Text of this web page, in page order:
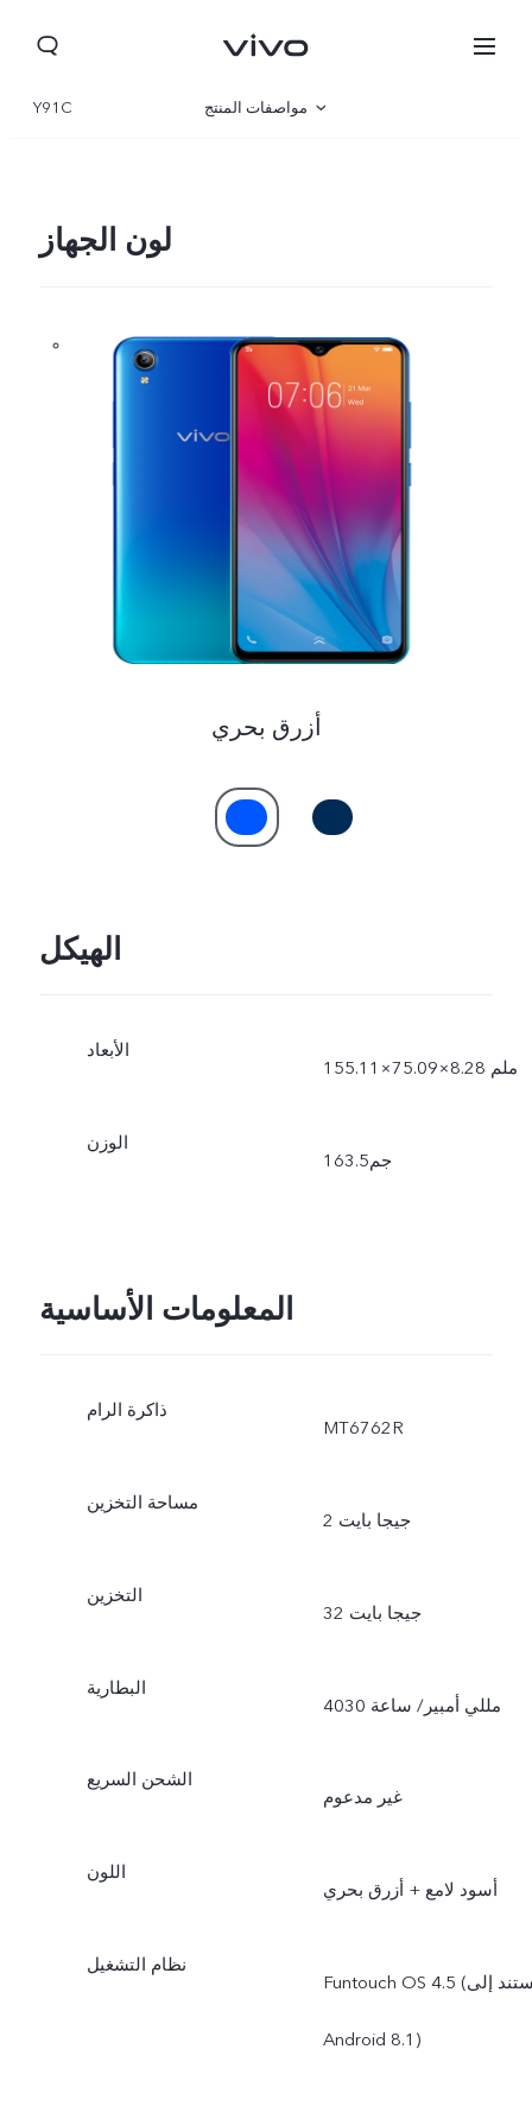
Y91C مواصفات المنتج
لون الجهاز
أزرق بحري
الهيكل
الأبعاد
155.11×75.09×8.28 ملم
الوزن
163.5جم
المعلومات الأساسية
ذاكرة الرام
MT6762R
مساحة التخزين
2 جيجا بايت
التخزين
32 جيجا بايت
البطارية
4030 مللي أمبير/ ساعة
الشحن السريع
غير مدعوم
اللون
أسود لامع + أزرق بحري
نظام التشغيل
Funtouch OS 4.5 (يستند إلى
Android 8.1)